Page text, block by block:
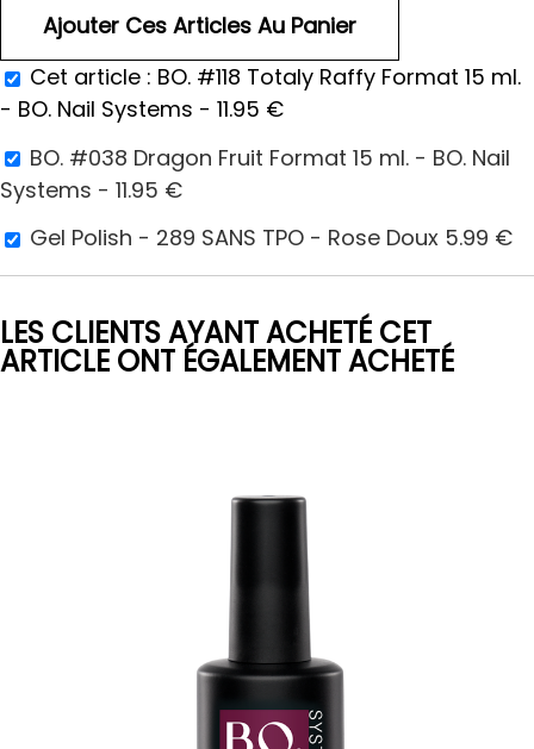
Cet article : BO. #118 Totaly Raffy Format 15 ml.
- BO. Nail Systems - 11.95 €
BO. #038 Dragon Fruit Format 15 ml. - BO. Nail
Systems - 11.95 €
Gel Polish - 289 SANS TPO - Rose Doux 5.99 €
LES CLIENTS AYANT ACHETÉ CET
ARTICLE ONT ÉGALEMENT ACHETÉ